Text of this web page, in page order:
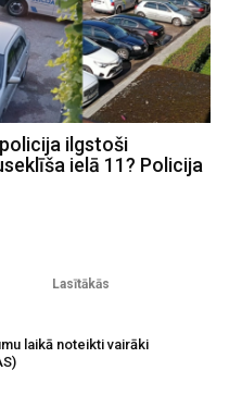
ilgstoši
ielā 11? Policija
Lasītākās
laikā noteikti vairāki